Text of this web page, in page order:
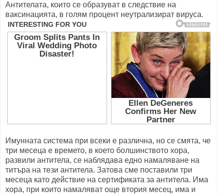
Антителата, които се образуват в следствие на
ваксинацията, в голям процент неутрализират вируса.
Имунната система при всеки е различна, но се смята, че
три месеца е времето, в което болшинството хора,
развили антитела, се наблядава едно намаляване на
титъра на тези антитела. Затова сме поставили три
месеца като действие на сертификата за антитела. Има
хора, при които намаляват още втория месец, има и